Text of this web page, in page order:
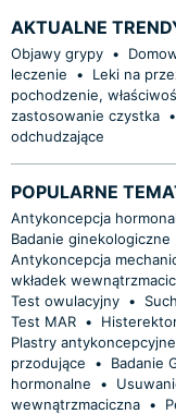
AKTUALNE
Objawy grypy •
leczenie
• Leki na
pochodzenie,
zastosowanie czystka •
odchudzające
POPULARNE
Antykoncepcja
Badanie ginekologiczne
Antykoncepcja
wkładek
Test owulacyjny •
Test MAR •
Plastry antykoncepcyjne
przodujące
• Badanie
hormonalne
•
wewnątrzmaciczna •